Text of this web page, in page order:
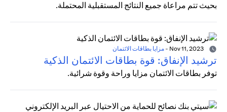
بحيث تتم مراعاة جميع النتائج المستقبلية المحتملة.
- مزايا بطاقات الائتمان
ترشيد الإنفاق: قوة بطاقات الائتمان الذكية
توفر بطاقات الائتمان مزايا وراحة وقوة شرائية.